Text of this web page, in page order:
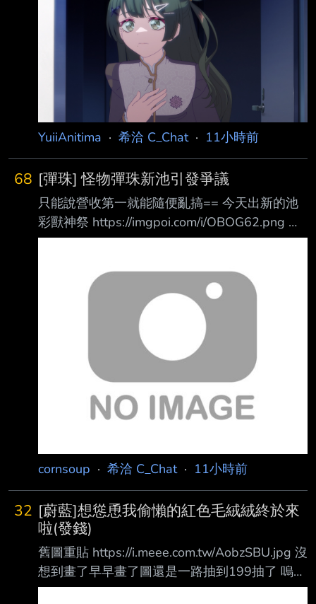
https://ani.gamer.com.tw/animeVideo.php?
sn=50241 【日本時間 23:00】 TOKYO MX
ABEMA https://abema.go.link/kXk26 ニコニコ
生放送 https://live.nicovideo.jp/watch/lv350
YuiiAnitima · 希洽 C_Chat· 11小時前
68 [彈珠] 怪物彈珠新池引發爭議
只能說營收第一就能隨便亂搞== 今天出新的池
彩獸神祭 https://imgpoi.com/i/OBOG62.png 每
個月使用寶珠(不論是有償和無償)只能抽3次10
https://imgpoi.com/i/OBOBED.png 抽完想要繼
續抽就請你付費買卷 (日版2600日幣/台版700台
幣) https://imgpoi.com/i/OBOEWV.png 那角色
強嗎 基本上打高難的 木的那隻直接變友情關
https://youtu.be/8oKWGSwOolI?si=Aaj
cornsoup · 希洽 C_Chat· 11小時前
32 [蔚藍]想慫恿我偷懶的紅色毛絨絨終於來
啦(發錢)
舊圖重貼 https://i.meee.com.tw/AobzSBU.jpg 沒
想到畫了早早畫了圖還是一路抽到199抽了 嗚嗚
這毛絨絨真的很壞(x